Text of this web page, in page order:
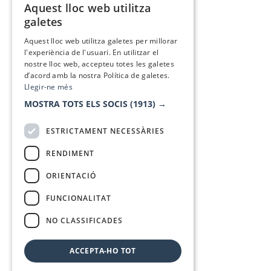
Aquest lloc web utilitza
galetes
Aquest lloc web utilitza galetes per millorar
l'experiència de l'usuari. En utilitzar el
nostre lloc web, accepteu totes les galetes
d’acord amb la nostra Política de galetes.
Llegir-ne més
MOSTRA TOTS ELS SOCIS (1913) →
ESTRICTAMENT NECESSÀRIES
RENDIMENT
ORIENTACIÓ
FUNCIONALITAT
NO CLASSIFICADES
ACCEPTA-HO TOT